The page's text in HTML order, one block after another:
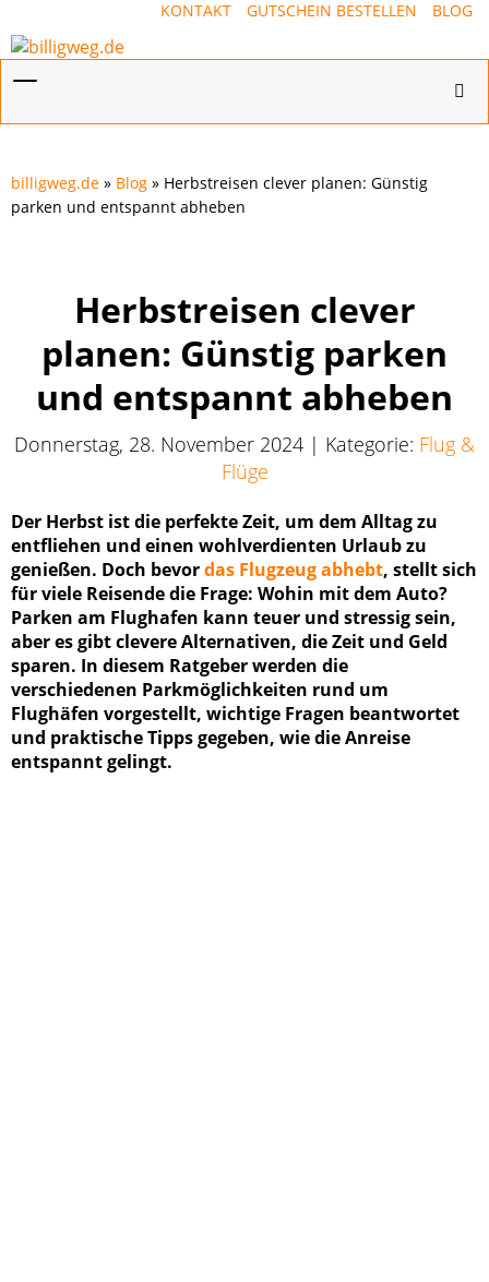
KONTAKT GUTSCHEIN BESTELLEN BLOG
billigweg.de » Blog » Herbstreisen clever planen: Günstig
parken und entspannt abheben
Herbstreisen clever
planen: Günstig parken
und entspannt abheben
Donnerstag, 28. November 2024 | Kategorie: Flug &
Flüge
Der Herbst ist die perfekte Zeit, um dem Alltag zu
entfliehen und einen wohlverdienten Urlaub zu
genießen. Doch bevordas Flugzeug abhebt, stellt sich
für viele Reisende die Frage: Wohin mit dem Auto?
Parken am Flughafen kann teuer und stressig sein,
aber es gibt clevere Alternativen, die Zeit und Geld
sparen. In diesem Ratgeber werden die
verschiedenen Parkmöglichkeiten rund um
Flughäfen vorgestellt, wichtige Fragen beantwortet
und praktische Tipps gegeben, wie die Anreise
entspannt gelingt.